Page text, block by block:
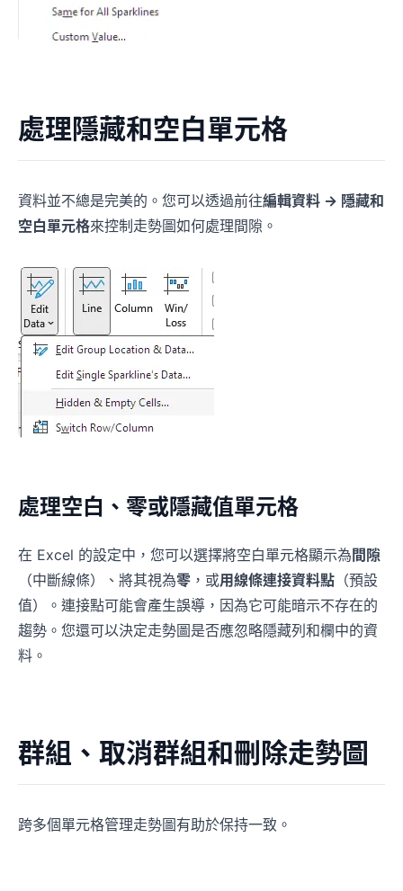
處理隱藏和空白單元格
資料並不總是完美的。您可以透過前往編輯資料 → 隱藏和
空白單元格來控制走勢圖如何處理間隙。
處理空白、零或隱藏值單元格
在 Excel 的設定中，您可以選擇將空白單元格顯示為 間隙
（中斷線條）、將其視為零 ，或用線條連接資料點 （預設
值）。連接點可能會產生誤導，因為它可能暗示不存在的
趨勢。您還可以決定走勢圖是否應忽略隱藏列和欄中的資
料。
群組、取消群組和刪除走勢圖
跨多個單元格管理走勢圖有助於保持一致。